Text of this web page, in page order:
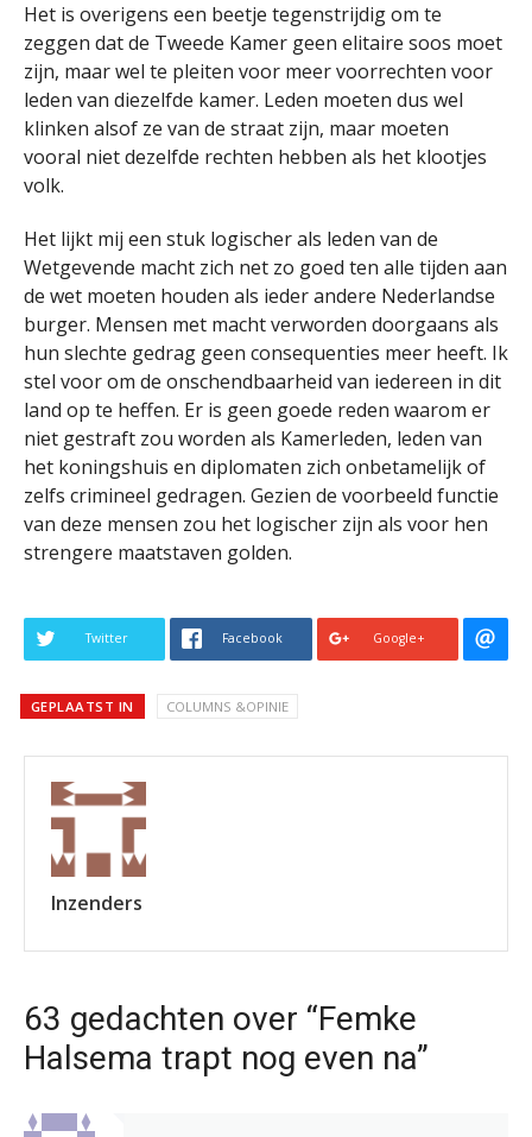
Het is overigens een beetje tegenstrijdig om te
zeggen dat de Tweede Kamer geen elitaire soos moet
zijn, maar wel te pleiten voor meer voorrechten voor
leden van diezelfde kamer. Leden moeten dus wel
klinken alsof ze van de straat zijn, maar moeten
vooral niet dezelfde rechten hebben als het klootjes
volk.
Het lijkt mij een stuk logischer als leden van de
Wetgevende macht zich net zo goed ten alle tijden aan
de wet moeten houden als ieder andere Nederlandse
burger. Mensen met macht verworden doorgaans als
hun slechte gedrag geen consequenties meer heeft. Ik
stel voor om de onschendbaarheid van iedereen in dit
land op te heffen. Er is geen goede reden waarom er
niet gestraft zou worden als Kamerleden, leden van
het koningshuis en diplomaten zich onbetamelijk of
zelfs crimineel gedragen. Gezien de voorbeeld functie
van deze mensen zou het logischer zijn als voor hen
strengere maatstaven golden.
Twitter Facebook Google+
GEPLAATST IN COLUMNS &OPINIE
Inzenders
63 gedachten over “Femke
Halsema trapt nog even na”